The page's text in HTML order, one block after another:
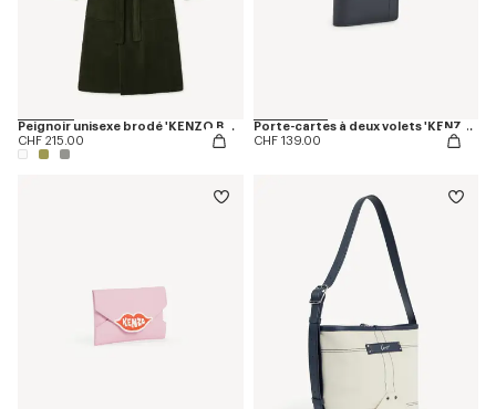
Peignoir unisexe brodé 'KENZO Boke Heart'
CHF 215.00
Porte-cartes à deux volets 'KENZO Tab' en cuir
CHF 139.00